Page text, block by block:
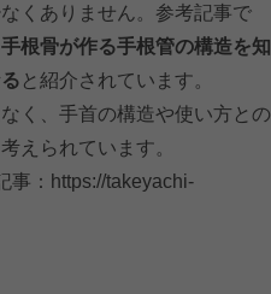
くありません。参考記事で
手根骨が作る手根管の構造を知
と紹介されています。
く、手首の構造や使い方との
えられています。
事： https://takeyachi-